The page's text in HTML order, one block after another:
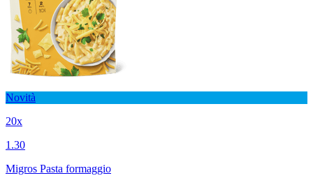
Novità
20x
1.30
Migros Pasta formaggio